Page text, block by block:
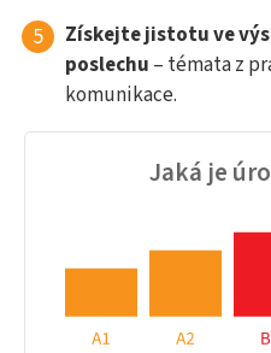
Získejte jistotu ve
poslechu – témata z
komunikace.
Jaká je